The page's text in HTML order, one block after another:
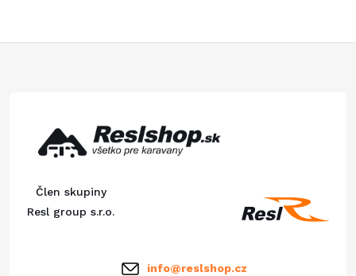
Člen skupiny
Resl group s.r.o.
info@reslshop.cz